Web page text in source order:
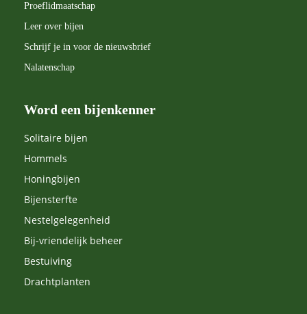
Proeflidmaatschap
Leer over bijen
Schrijf je in voor de nieuwsbrief
Nalatenschap
Word een bijenkenner
Solitaire bijen
Hommels
Honingbijen
Bijensterfte
Nestelgelegenheid
Bij-vriendelijk beheer
Bestuiving
Drachtplanten